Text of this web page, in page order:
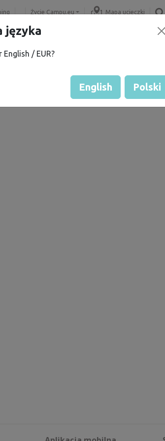
Życie Campu.eu Mapa ucieczki
języka
/ EUR?
English Polski